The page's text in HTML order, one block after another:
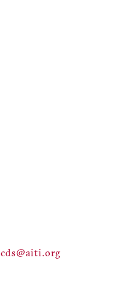
cds@aiti.org